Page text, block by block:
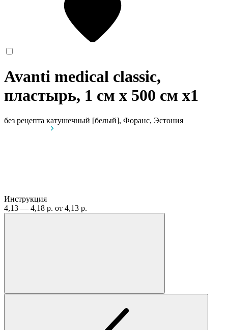
Avanti medical classic,
пластырь, 1 см х 500 см x1
без рецепта катушечный [белый], Форанс, Эстония
Инструкция
4,13 — 4,18 р. от 4,13 р.